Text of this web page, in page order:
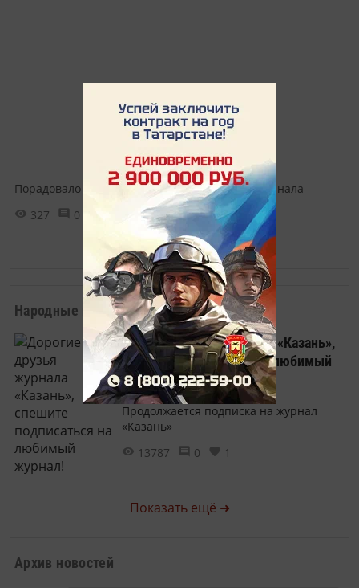
Порадовало наших гостей на презентации журнала
327
0
Показать ещё ➜
Народные новости
Дорогие друзья журнала «Казань»,
спешите подписаться на любимый
журнал!
Продолжается подписка на журнал
«Казань»
13787
0 1
Показать ещё ➜
Архив новостей